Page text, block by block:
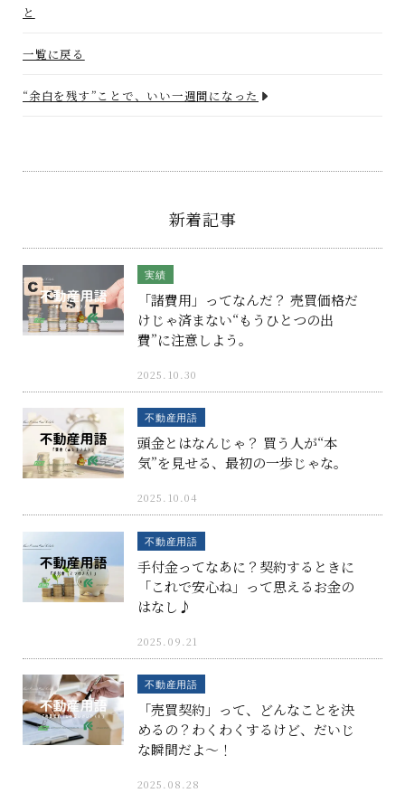
と
一覧に戻る
“余白を残す”ことで、いい一週間になった
新着記事
実績
「諸費用」ってなんだ？ 売買価格だ
けじゃ済まない“もうひとつの出
費”に注意しよう。
2025.10.30
不動産用語
頭金とはなんじゃ？ 買う人が“本
気”を見せる、最初の一歩じゃな。
2025.10.04
不動産用語
手付金ってなあに？契約するときに
「これで安心ね」って思えるお金の
はなし♪
2025.09.21
不動産用語
「売買契約」って、どんなことを決
めるの？わくわくするけど、だいじ
な瞬間だよ〜！
2025.08.28